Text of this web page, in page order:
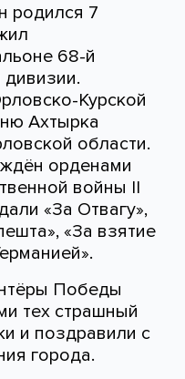
родился 7
68-й
дивизии.
Курской
Ахтырка
области.
орденами
войны II
«За Отвагу»,
«За взятие
Победы
тех страшный
и поздравили с
города.